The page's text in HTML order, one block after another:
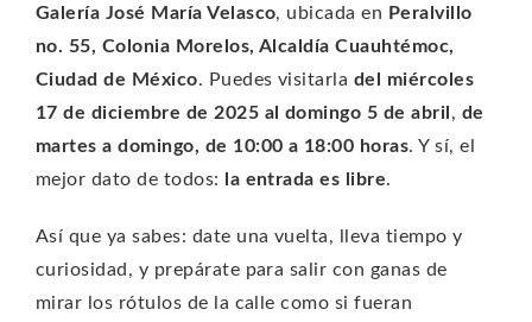
Galería José María Velasco, ubicada en Peralvillo
no. 55, Colonia Morelos, Alcaldía Cuauhtémoc,
Ciudad de México. Puedes visitarla del miércoles
17 de diciembre de 2025 al domingo 5 de abril , de
martes a domingo, de 10:00 a 18:00 horas. Y sí, el
mejor dato de todos:
la entrada es libre.
Así que ya sabes: date una vuelta, lleva tiempo y
curiosidad, y prepárate para salir con ganas de
mirar los rótulos de la calle como si fueran